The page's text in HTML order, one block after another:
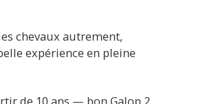
chevaux autrement,
expérience en pleine